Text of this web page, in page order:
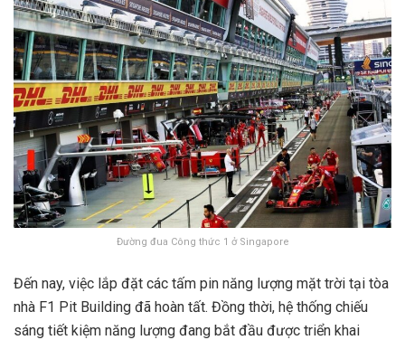
Đường đua Công thức 1 ở Singapore
Đến nay, việc lắp đặt các tấm pin năng lượng mặt trời tại tòa
nhà F1 Pit Building đã hoàn tất. Đồng thời, hệ thống chiếu
sáng tiết kiệm năng lượng đang bắt đầu được triển khai